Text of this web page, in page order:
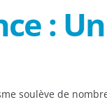
:
soulève de